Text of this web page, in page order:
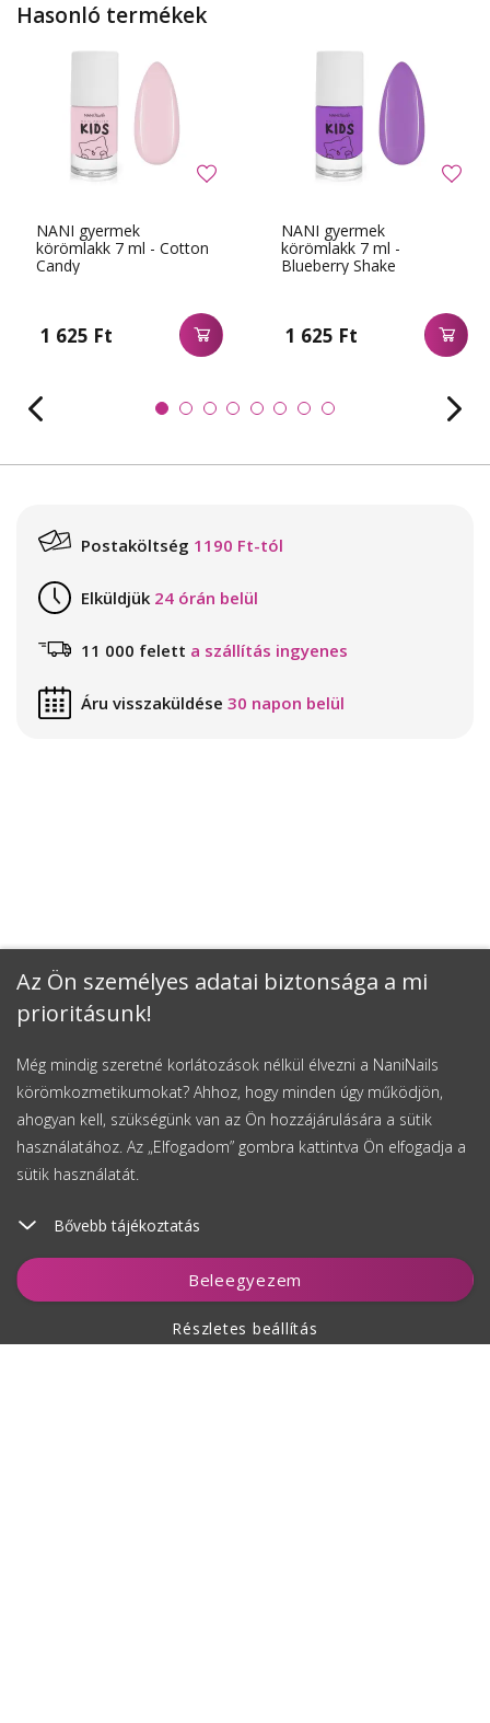
Az Ön személyes adatai biztonsága a mi
prioritásunk!
Még mindig szeretné korlátozások nélkül élvezni a NaniNails
körömkozmetikumokat? Ahhoz, hogy minden úgy működjön,
ahogyan kell, szükségünk van az Ön hozzájárulására a sütik
használatához. Az „Elfogadom” gombra kattintva Ön elfogadja a
sütik használatát.
Bővebb tájékoztatás
Beleegyezem
Részletes beállítás
Kosárhoz ad
Hasonló termékek
NANI gyermek
körömlakk 7 ml - Cotton
Candy
1 625 Ft
NANI gyermek
körömlakk 7 ml -
Blueberry Shake
1 625 Ft
Postaköltség 1190 Ft-tól
Elküldjük 24 órán belül
11 000 felett a szállítás ingyenes
Áru visszaküldése 30 napon belül